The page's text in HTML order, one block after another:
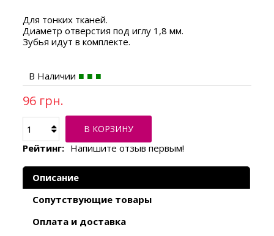
Для тонких тканей.
Диаметр отверстия под иглу 1,8 мм.
Зубья идут в комплекте.
В Наличии
96 грн.
В КОРЗИНУ
Рейтинг: Напишите отзыв первым!
Описание
Сопутствующие товары
Оплата и доставка